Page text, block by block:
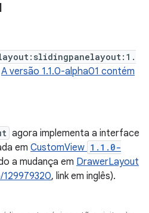
A versão 1.1.0-alpha01 contém
agora implementa a interface
em CustomView 1.1.0-
a mudança em DrawerLayout
129979320, link em inglês).